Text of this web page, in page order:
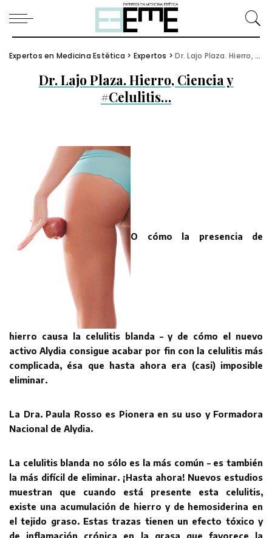
Expertos en Medicina Estética > Expertos >Dr. Lajo Plaza. Hierro, Ciencia y #Celulitis…
Dr. Lajo Plaza. Hierro, Ciencia y
#Celulitis…
O cómo la presencia de
hierro causa la celulitis blanda – y de cómo el nuevo
activo Alydia consigue acabar por fin con la celulitis más
complicada, ésa que hasta ahora era (casi) imposible
eliminar.
La Dra. Paula Rosso es Pionera en su uso y Formadora
Nacional de Alydia.
La celulitis blanda no sólo es la más común – es también
la más difícil de eliminar. ¡Hasta ahora! Nuevos estudios
muestran que cuando está presente esta celulitis,
existe una acumulación de hierro y de hemosiderina en
el tejido graso. Estas trazas tienen un efecto tóxico y
de inflamación crónica en la grasa que favorece la